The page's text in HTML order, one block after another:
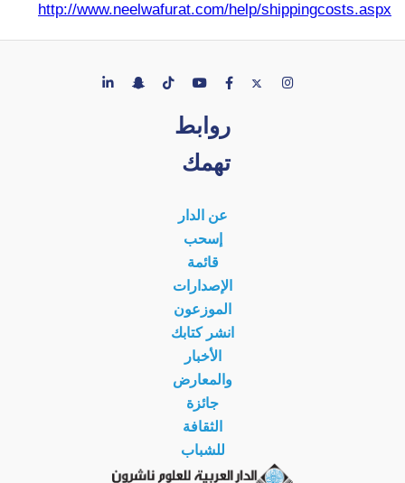
http://www.neelwafurat.com/help/shippingcosts.aspx
روابط
تهمك
عن الدار
إسحب
قائمة
الإصدارات
الموزعون
انشر كتابك
الأخبار
والمعارض
جائزة
الثقافة
للشباب